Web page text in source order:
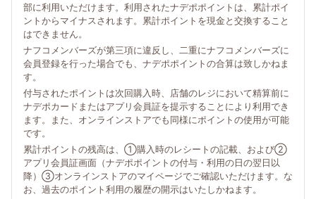
部に利用いただけます。利用されたナデポポイントは、累計ポイ
ントからマイナスされます。累計ポイントを現金と交換すること
はできません。
ナフコメンバーズが第三項に違反し、二重にナフコメンバーズに
会員登録を行った場合でも、ナデポポイントの合算は致しかねま
す。
付与されたポイントは次回購入時、店舗のレジにおいて精算前に
ナデポカードまたはアプリ会員証を提示することにより利用でき
ます。また、オンラインストアでも同様にポイントの使用が可能
です。
累計ポイントの残高は、①購入時のレシートの記載、および②
アプリ会員証画面（ナデポポイントの付与・利用の日の翌日以
降）③オンラインストアのマイページでご確認いただけます。な
お、過去のポイント利用の履歴の開示はいたしかねます。